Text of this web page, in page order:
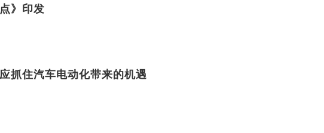
》印发
抓住汽车电动化带来的机遇